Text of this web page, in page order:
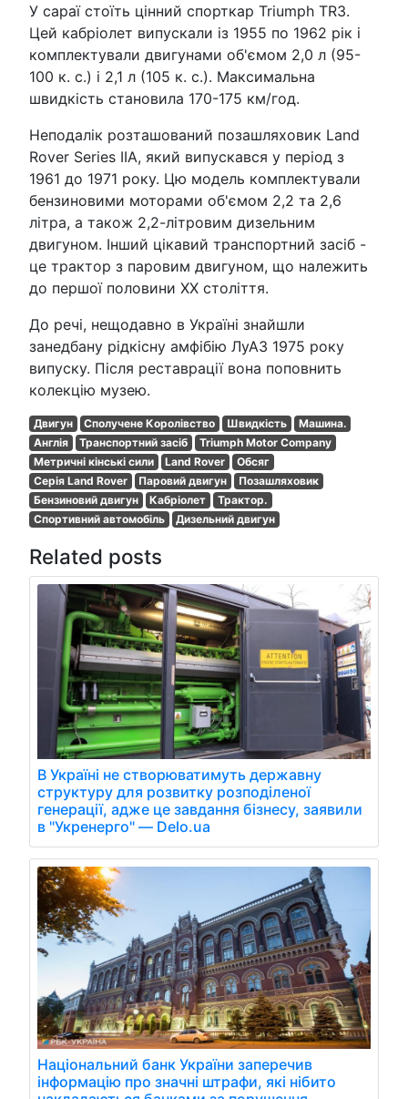
У сараї стоїть цінний спорткар Triumph TR3.
Цей кабріолет випускали із 1955 по 1962 рік і
комплектували двигунами об'ємом 2,0 л (95-
100 к. с.) і 2,1 л (105 к. с.). Максимальна
швидкість становила 170-175 км/год.
Неподалік розташований позашляховик Land
Rover Series IIA, який випускався у період з
1961 до 1971 року. Цю модель комплектували
бензиновими моторами об'ємом 2,2 та 2,6
літра, а також 2,2-літровим дизельним
двигуном. Інший цікавий транспортний засіб -
це трактор з паровим двигуном, що належить
до першої половини ХХ століття.
До речі, нещодавно в Україні знайшли
занедбану рідкісну амфібію ЛуАЗ 1975 року
випуску. Після реставрації вона поповнить
колекцію музею.
Двигун Сполучене Королівство Швидкість
Машина.
Англія
Транспортний засіб
Triumph Motor Company
Метричні кінські сили
Land Rover
Обсяг
Серія Land Rover
Паровий двигун
Позашляховик
Бензиновий двигун
Кабріолет
Трактор.
Спортивний автомобіль
Дизельний двигун
Related posts
В Україні не створюватимуть державну
структуру для розвитку розподіленої
генерації, адже це завдання бізнесу, заявили
в "Укренерго" — Delo.ua
Національний банк України заперечив
інформацію про значні штрафи, які нібито